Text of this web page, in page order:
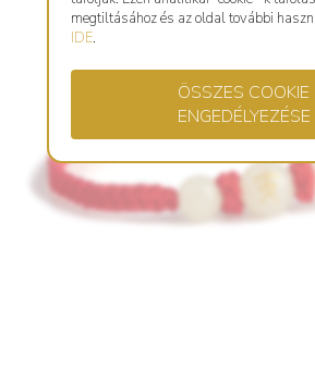
megtiltásához és az oldal további
IDE.
ÖSSZES COOKIE
ENGEDÉLYEZÉSE